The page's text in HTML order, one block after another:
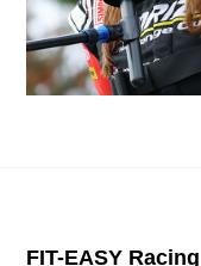
FIT-EASY Racing